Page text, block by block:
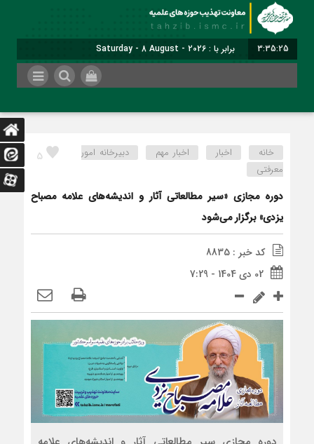
3:35:25 برابر با : Saturday - 8 August - 2026
5 خانه اخبار اخبار مهم
دبیرخانه امور
معرفتی
دوره مجازی «سیر مطالعاتی آثار و اندیشه‌های علامه مصباح
یزدی» برگزار می‌شود
کد خبر : 8835
02 دی 1404 - 7:29